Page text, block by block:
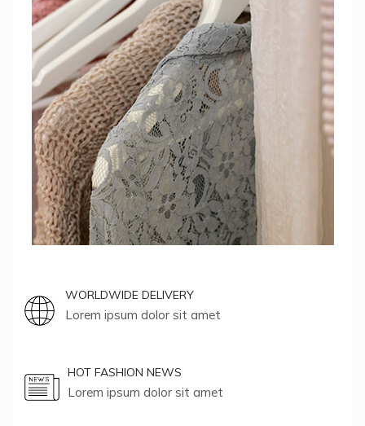
WORLDWIDE DELIVERY
Lorem ipsum dolor sit amet
HOT FASHION NEWS
Lorem ipsum dolor sit amet